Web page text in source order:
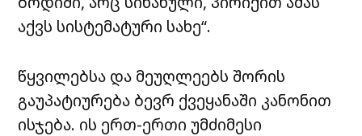
აქვს სისტემატური სახე“.
წყვილებსა და მეუღლეებს შორის
გაუპატიურება ბევრ ქვეყანაში კანონით
ისჯება. ის ერთ-ერთი უმძიმესი